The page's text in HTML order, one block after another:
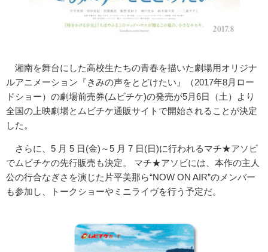
湘南を舞台にした高校生たちの青春を描いた劇場用オリジナ
ルアニメーション『きみの声をとどけたい』（2017年8月ロー
ドショー）の劇場前売券(ムビチケ)の発売が5月6日（土）より
全国の上映劇場とムビチケ通販サイトで開始されることが決定
した。
さらに、5 月 5 日(金)～5 月 7 日(日)に行われるマチ★アソビ
でムビチケの先行販売も決定。 マチ★アソビには、本作の主人
公の行合なぎさを演じた片平美那ら“NOW ON AIR”のメンバー
も参加し、トークショーやミニライヴを行う予定だ。